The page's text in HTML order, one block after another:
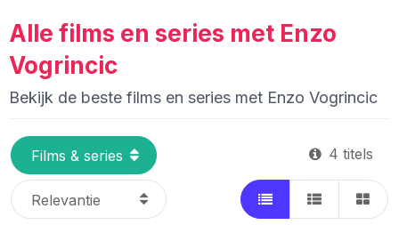
Alle films en series met Enzo
Vogrincic
Bekijk de beste films en series met Enzo Vogrincic
4 titels